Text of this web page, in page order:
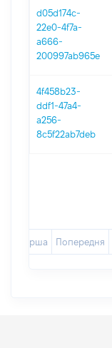
d05d174c-
22e0-4f7a-
a666-
200997ab965e
4f458b23-
ddf1-47a4-
a256-
8c5f22ab7deb
Перша Попередня